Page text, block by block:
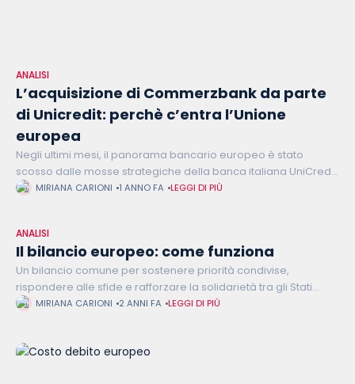
ANALISI
L’acquisizione di Commerzbank da parte
di Unicredit: perchè c’entra l’Unione
europea
Negli ultimi mesi, il panorama bancario europeo è stato
scosso dalle mosse strategiche della banca italiana UniCredit
nei confronti della controparte tedesca Commerzbank.
MIRIANA CARIONI 1 ANNO FA LEGGI DI PIÙ
ANALISI
Il bilancio europeo: come funziona
Un bilancio comune per sostenere priorità condivise,
rispondere alle sfide e rafforzare la solidarietà tra gli Stati
Membri. Questo è l’obiettivo del budget dell’Unione Europea,
MIRIANA CARIONI 2 ANNI FA LEGGI DI PIÙ